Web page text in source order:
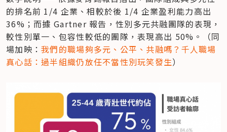
的排名前 1/4 企業、相較於後 1/4 企業盈利能力高出
36%；而據 Gartner 報告，性別多元共融團隊的表現，
較性別單一、包容性較低的團隊，表現高出 50%。（同
場加映：我們的職場夠多元、公平、共融嗎？千人職場
真心話：過半組織仍放任不當性別玩笑發生）